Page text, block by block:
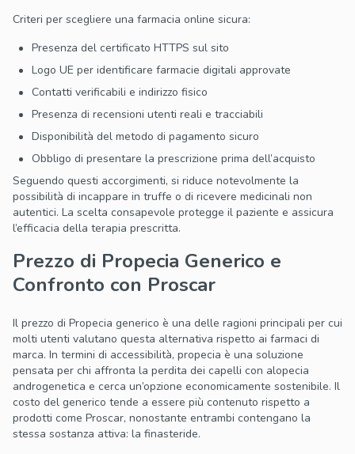
Criteri per scegliere una farmacia online sicura:
Presenza del certificato HTTPS sul sito
Logo UE per identificare farmacie digitali approvate
Contatti verificabili e indirizzo fisico
Presenza di recensioni utenti reali e tracciabili
Disponibilità del metodo di pagamento sicuro
Obbligo di presentare la prescrizione prima dell’acquisto
Seguendo questi accorgimenti, si riduce notevolmente la
possibilità di incappare in truffe o di ricevere medicinali non
autentici. La scelta consapevole protegge il paziente e assicura
l’efficacia della terapia prescritta.
Prezzo di Propecia Generico e
Confronto con Proscar
Il prezzo di Propecia generico è una delle ragioni principali per cui
molti utenti valutano questa alternativa rispetto ai farmaci di
marca. In termini di accessibilità, propecia è una soluzione
pensata per chi affronta la perdita dei capelli con alopecia
androgenetica e cerca un’opzione economicamente sostenibile. Il
costo del generico tende a essere più contenuto rispetto a
prodotti come Proscar, nonostante entrambi contengano la
stessa sostanza attiva: la finasteride.